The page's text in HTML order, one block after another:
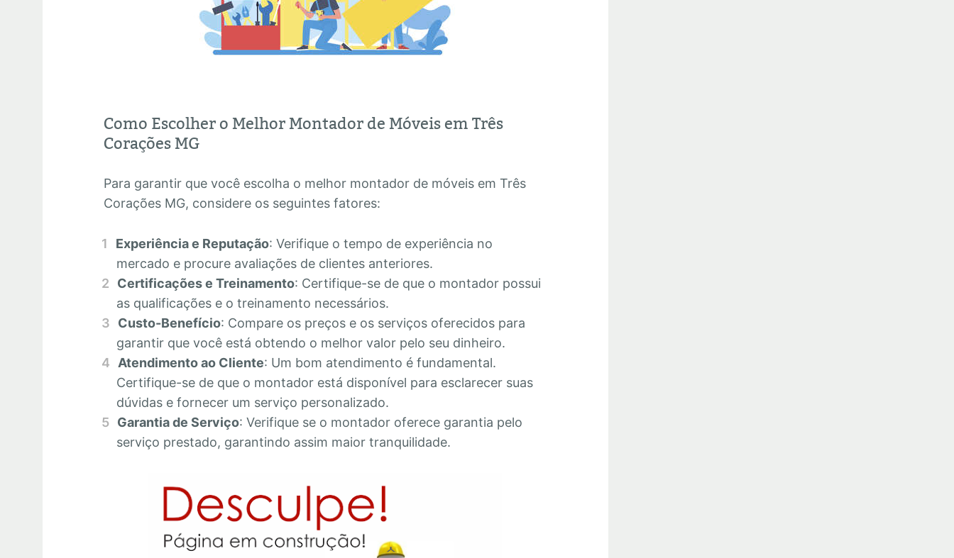
Como Escolher o Melhor Montador de Móveis em Três
Corações MG
Para garantir que você escolha o melhor montador de móveis em Três
Corações MG, considere os seguintes fatores:
Experiência e Reputação: Verifique o tempo de experiência no
mercado e procure avaliações de clientes anteriores.
Certificações e Treinamento: Certifique-se de que o montador possui
as qualificações e o treinamento necessários.
Custo-Benefício: Compare os preços e os serviços oferecidos para
garantir que você está obtendo o melhor valor pelo seu dinheiro.
Atendimento ao Cliente: Um bom atendimento é fundamental.
Certifique-se de que o montador está disponível para esclarecer suas
dúvidas e fornecer um serviço personalizado.
Garantia de Serviço: Verifique se o montador oferece garantia pelo
serviço prestado, garantindo assim maior tranquilidade.